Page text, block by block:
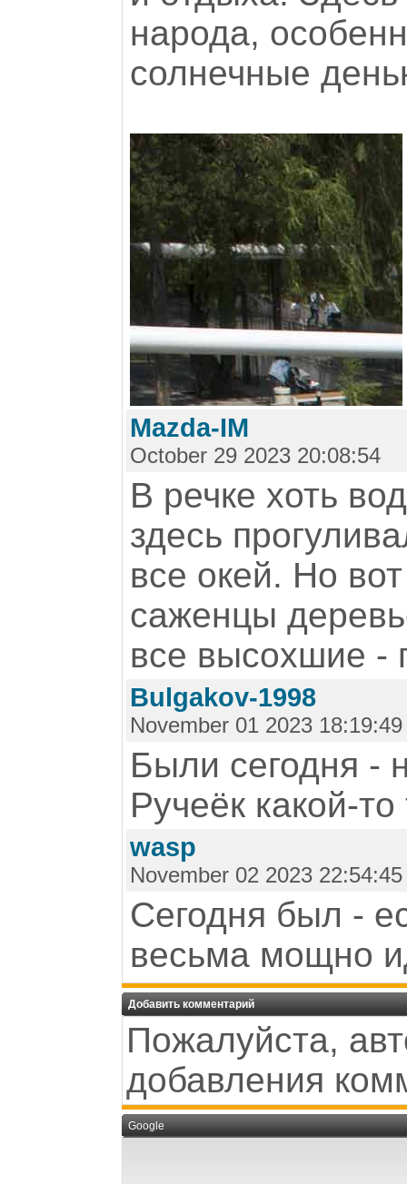
народа,
солнечные
Mazda-IM
October 29 2023 20:08:54
В речке хоть
здесь
все окей. Но
саженцы
все высохшие -
Bulgakov-1998
November 01 2023 18:19:49
Были сегодня -
Ручеёк какой-то
wasp
November 02 2023 22:54:45
Сегодня был -
весьма мощно
Добавить комментарий
Пожалуйста,
добавления
Google